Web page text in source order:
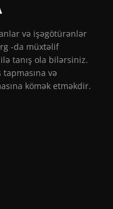
və işəgötürənlər
-da müxtəlif
tanış ola bilərsiniz.
və
kömək etməkdir.